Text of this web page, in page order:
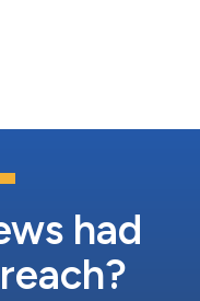
zum
Anstieg um 46 %1 . Der
had